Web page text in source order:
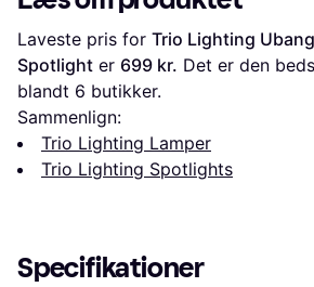
Laveste pris for Trio Lighting
Spotlight er 699 kr. Det er den
blandt 6 butikker.
Sammenlign:
Trio Lighting Lamper
Trio Lighting Spotlights
Specifikationer